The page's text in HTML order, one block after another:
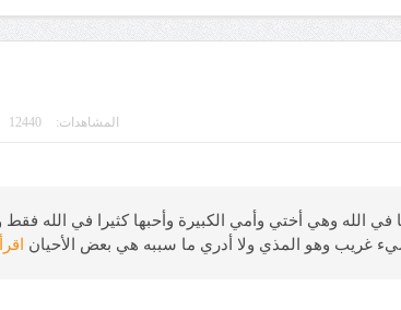
المشاهدات: 12440
في الله وهي أختي وأمي الكبيرة وأحبها كثيرا في الله فقط
غريب وهو المذي ولا أدري ما سببه هي بعض الأحيان